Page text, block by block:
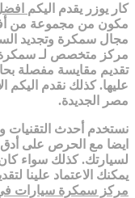
كار يوزر يقدم اليكم
مجال سمكرة وتجديد
مركز متخصص لـ سمكرة
تقديم مقايسة مفصلة
عليها. كذلك نقدم
مصر الجديدة.
نستخدم أحدث التقنيات
ايضا مع الحرص على أدق
لسيارتك. كذلك سواء
يمكنك الاعتماد علينا
مركز سمكرة سيارات